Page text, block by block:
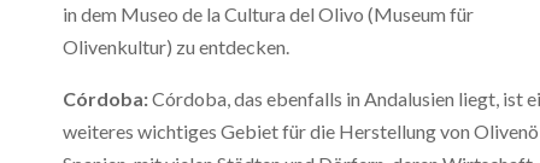
in dem Museo de la Cultura del Olivo (Museum für
Olivenkultur) zu entdecken.
Córdoba:Córdoba, das ebenfalls in Andalusien liegt, ist
weiteres wichtiges Gebiet für die Herstellung von